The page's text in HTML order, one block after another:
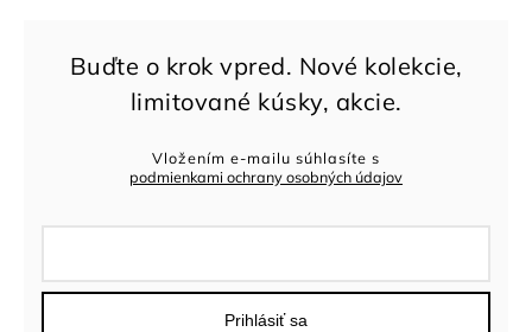
Vložením e-mailu súhlasíte s
podmienkami ochrany osobných údajov
Prihlásiť sa